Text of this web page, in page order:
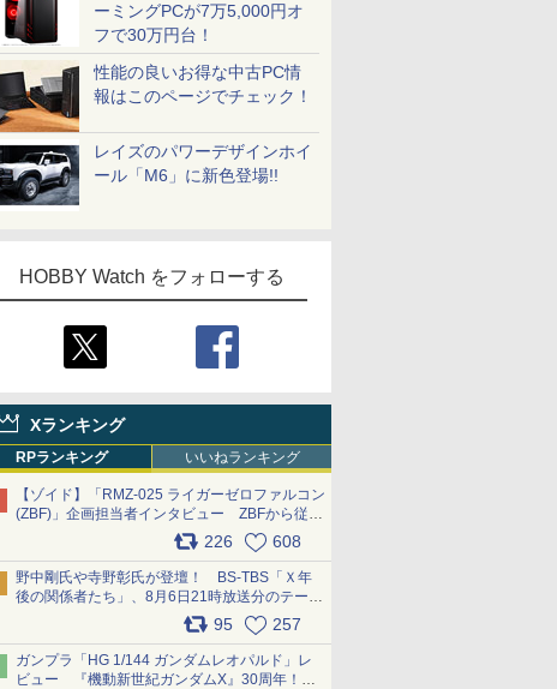
ーミングPCが7万5,000円オ
フで30万円台！
性能の良いお得な中古PC情
報はこのページでチェック！
レイズのパワーデザインホイ
ール「M6」に新色登場!!
HOBBY Watch をフォローする
Xランキング
RPランキング いいねランキング
【ゾイド】「RMZ-025 ライガーゼロファルコン
(ZBF)」企画担当者インタビュー ZBFから従来
デザインまで再現可能なボリューム満点のキッ
ト pic.x.com/6zOqQAQKkX
226 608
野中剛氏や寺野彰氏が登壇！ BS-TBS「Ｘ年
後の関係者たち」、8月6日21時放送分のテーマ
は「超合金」！ pic.x.com/uWyt1uyuFm
95 257
ガンプラ「HG 1/144 ガンダムレオパルド」レ
ビュー 『機動新世紀ガンダムX』30周年！イ